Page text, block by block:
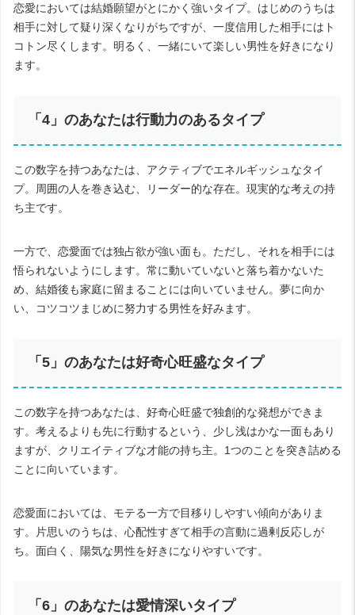
恋愛においては結婚願望がとにかく強いタイプ。はじめのうちは
相手に対して疑り深くなりがちですが、一度信用した相手にはト
コトン尽くします。明るく、一緒にいて楽しい男性を好きになり
ます。
「 4」のあなたは行動力のあるタイプ
この数字を持つあなたは、アクティブでエネルギッシュなタイ
プ。周囲の人を巻き込む、リーダー的な存在。現実的な考えの持
ち主です。
一方で、恋愛面では独占欲が強い面も。ただし、それを相手には
悟られないようにします。常に動いていないと落ち着かないた
め、結婚後も家庭に留まることには向いていません。夢に向か
い、コツコツまじめに努力する男性を好みます。
「 5」のあなたは好奇心旺盛なタイプ
この数字を持つあなたは、好奇心旺盛で独創的な発想ができま
す。考えるよりも先に行動するという、少し浅はかな一面もあり
ますが、クリエイティブな才能の持ち主。 1つのことを突き詰める
ことに向いています。
恋愛面においては、モテる一方で目移りしやすい傾向がありま
す。片思いのうちは、心配性すぎて相手の言動に過剰反応しが
ち。面白く、陽気な男性を好きになりやすいです。
「 6」のあなたは愛情深いタイプ